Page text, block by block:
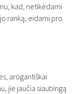
kad, netikėdami
ranką, eidami pro
arogantiškai
jie jaučia siaubingą